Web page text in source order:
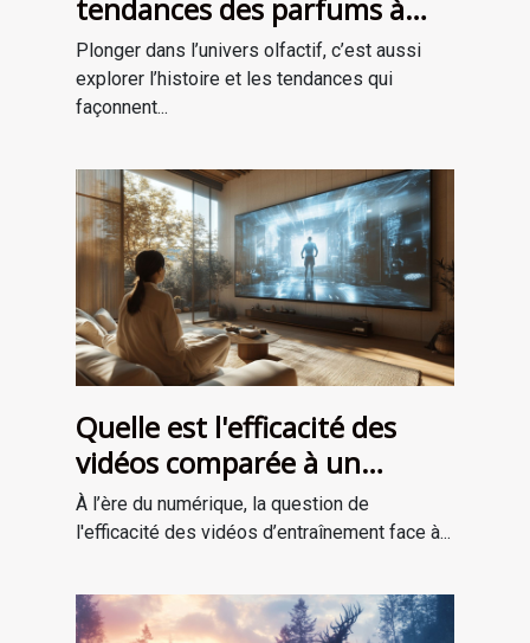
tendances des parfums à
travers les époques ?
Plonger dans l’univers olfactif, c’est aussi
explorer l’histoire et les tendances qui
façonnent...
Quelle est l'efficacité des
vidéos comparée à un
entraînement en personne ?
À l’ère du numérique, la question de
l'efficacité des vidéos d’entraînement face à...